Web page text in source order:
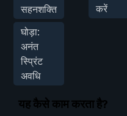
सहनशक्ति
घोड़ा:
अनंत
स्प्रिंट
अवधि
करें
यह कैसे काम करता है?